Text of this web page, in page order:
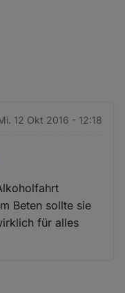
12 Okt 2016 - 12:18
Beten sollte sie
für alles